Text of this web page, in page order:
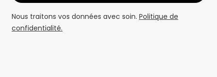
Nous traitons vos données avec soin. Politique de
confidentialité.